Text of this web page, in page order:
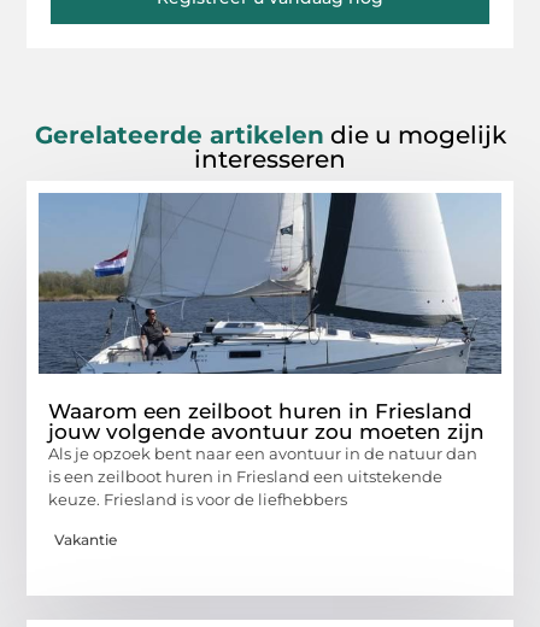
Gerelateerde artikelen die u mogelijk
interesseren
Waarom een zeilboot huren in Friesland
jouw volgende avontuur zou moeten zijn
Als je opzoek bent naar een avontuur in de natuur dan
is een zeilboot huren in Friesland een uitstekende
keuze. Friesland is voor de liefhebbers
Vakantie